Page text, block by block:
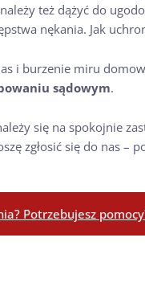
też dążyć do
nękania. Jak
i burzenie miru
sądowym.
się na spokojnie
zgłosić się do nas
Potrzebujesz